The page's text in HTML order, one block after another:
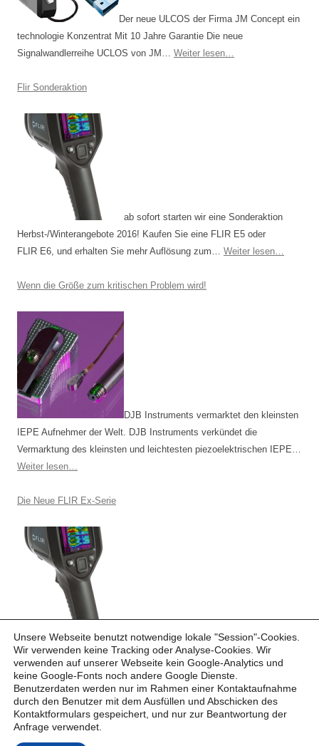
Der neue ULCOS der Firma JM Concept ein
technologie Konzentrat Mit 10 Jahre Garantie Die neue
Signalwandlerreihe UCLOS von JM… Weiter lesen…
Flir Sonderaktion
ab sofort starten wir eine Sonderaktion
Herbst-/Winterangebote 2016! Kaufen Sie eine FLIR E5 oder
FLIR E6, und erhalten Sie mehr Auflösung zum… Weiter lesen…
Wenn die Größe zum kritischen Problem wird!
DJB Instruments vermarktet den kleinsten
IEPE Aufnehmer der Welt. DJB Instruments verkündet die
Vermarktung des kleinsten und leichtesten piezoelektrischen IEPE…
Weiter lesen…
Die Neue FLIR Ex-Serie
Möglich­keiten. Einfach anvisieren, speichern und auswerten. Eine
FLIR Ex-Kamera ist zum Beispiel ein erschwinglicher…Weiter
lesen…
Unsere Webseite benutzt notwendige lokale "Session"-Cookies.
Wir verwenden keine Tracking oder Analyse-Cookies. Wir
verwenden auf unserer Webseite kein Google-Analytics und
keine Google-Fonts noch andere Google Dienste.
Benutzerdaten werden nur im Rahmen einer Kontaktaufnahme
durch den Benutzer mit dem Ausfüllen und Abschicken des
Kontaktformulars gespeichert, und nur zur Beantwortung der
Anfrage verwendet.